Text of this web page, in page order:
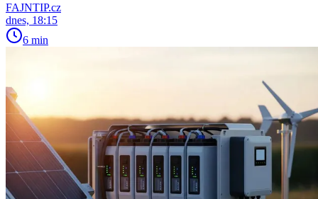
FAJNTIP.cz
dnes, 18:15
6 min